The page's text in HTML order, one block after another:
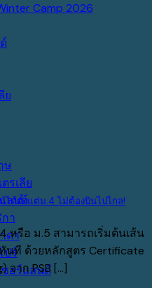
Camp 2026
ย
ษ
รเลีย
ลนด์
า
ดา
ปร์
อร์แลนด์
ได้ตั้งแต่ม.4 ไม่ต้องบินไปไกล!
หรือ ม.5 สามารถเริ่มต้นเส้น
นที ด้วยหลักสูตร Certificate
จาก PSB [...]